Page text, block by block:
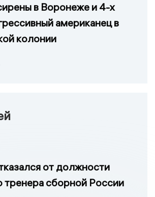
в Воронеже и 4-х
американец в
колонии
от должности
тренера сборной России